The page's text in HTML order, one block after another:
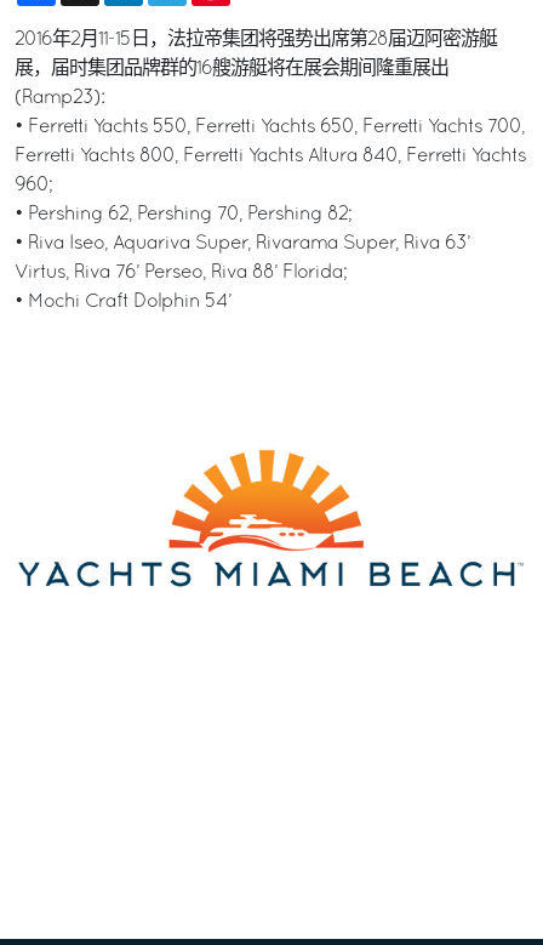
2016年2月11-15日，法拉帝集团将强势出席第28届迈阿密游艇
展，届时集团品牌群的16艘游艇将在展会期间隆重展出
(Ramp23):
• Ferretti Yachts 550, Ferretti Yachts 650, Ferretti Yachts 700,
Ferretti Yachts 800, Ferretti Yachts Altura 840, Ferretti Yachts
960;
• Pershing 62, Pershing 70, Pershing 82;
• Riva Iseo, Aquariva Super, Rivarama Super, Riva 63’
Virtus, Riva 76’ Perseo, Riva 88’ Florida;
• Mochi Craft Dolphin 54’